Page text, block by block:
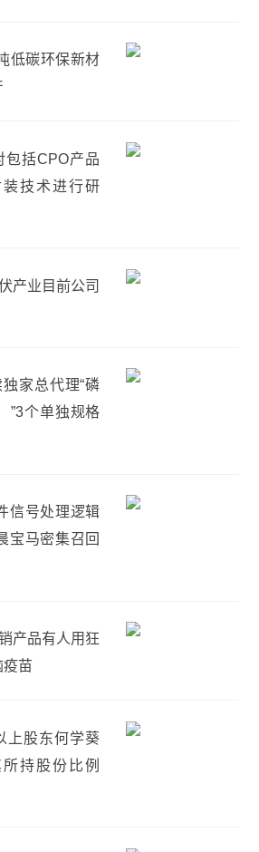
低碳环保新材
包括CPO产品
技术进行研
产业目前公司
家总代理“磷
”3个单独规格
信号处理逻辑
宝马密集召回
产品有人用狂
疫苗
上股东何学葵
持股份比例